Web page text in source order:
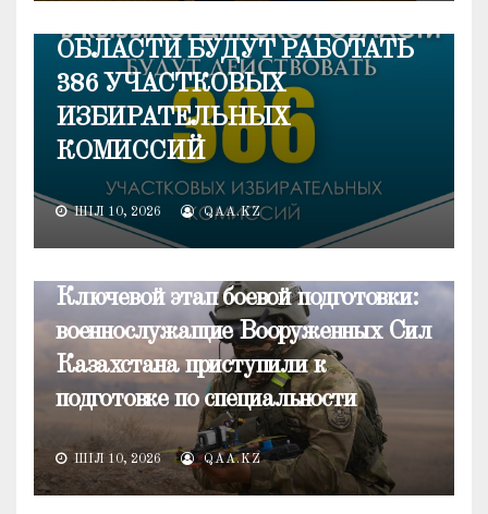
ОБЛАСТИ БУДУТ РАБОТАТЬ
386 УЧАСТКОВЫХ
ИЗБИРАТЕЛЬНЫХ
КОМИССИЙ
ШІЛ 10, 2026 QAA.KZ
Ключевой этап боевой подготовки:
военнослужащие Вооруженных Сил
Казахстана приступили к
подготовке по специальности
ШІЛ 10, 2026 QAA.KZ